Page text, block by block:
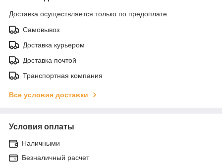
Доставка осуществляется только по предоплате.
Самовывоз
Доставка курьером
Доставка почтой
Транспортная компания
Все условия доставки
Условия оплаты
Наличными
Безналичный расчет